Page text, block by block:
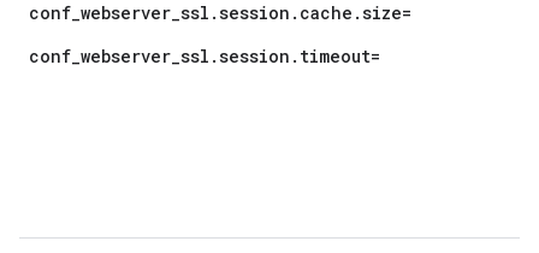
conf_webserver_ssl.session.cache.size=
conf_webserver_ssl.session.timeout=